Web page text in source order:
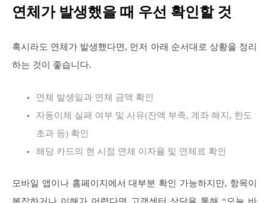
연체가 발생했을 때 우선 확인할 것
혹시라도 연체가 발생했다면, 먼저 아래 순서대로 상황을 정리
하는 것이 좋습니다.
연체 발생일과 연체 금액 확인
자동이체 실패 여부 및 사유(잔액 부족, 계좌 해지, 한도
초과 등) 확인
해당 카드의 현 시점 연체 이자율 및 연체료 확인
모바일 앱이나 홈페이지에서 대부분 확인 가능하지만, 항목이